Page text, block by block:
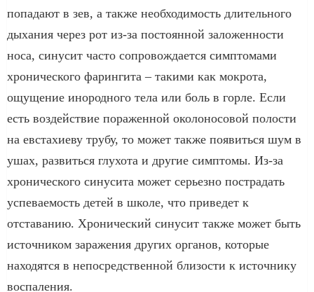
попадают в зев, а также необходимость длительного
дыхания через рот из-за постоянной заложенности
носа, синусит часто сопровождается симптомами
хронического фарингита – такими как мокрота,
ощущение инородного тела или боль в горле. Если
есть воздействие пораженной околоносовой полости
на евстахиеву трубу, то может также появиться шум в
ушах, развиться глухота и другие симптомы. Из-за
хронического синусита может серьезно пострадать
успеваемость детей в школе, что приведет к
отставанию. Хронический синусит также может быть
источником заражения других органов, которые
находятся в непосредственной близости к источнику
воспаления.